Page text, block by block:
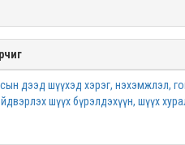
дээд шүүхэд хэрэг, нэхэмжлэл,
шүүх бүрэлдэхүүн, шүүх